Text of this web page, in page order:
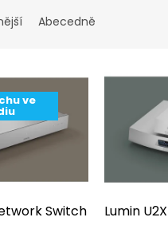
Abecedně
ve
Switch Lumin U2X